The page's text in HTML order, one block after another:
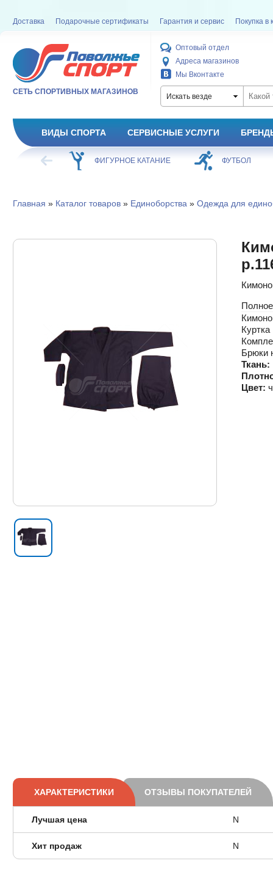
Доставка Подарочные сертификаты Гарантия и сервис Покупка в
СЕТЬ СПОРТИВНЫХ МАГАЗИНОВ
Оптовый отдел
Адреса магазинов
Мы Вконтакте
Искать везде
ВИДЫ СПОРТА СЕРВИСНЫЕ УСЛУГИ
ХОККЕЙ ФИГУРНОЕ КАТАНИЕ ФУТБОЛ
Главная » Каталог товаров» Единоборства » Одежда для
Куртка
Брюки
Ткань:
Цвет:
ХАРАКТЕРИСТИКИ ОТЗЫВЫ ПОКУПАТЕЛЕЙ
Лучшая цена N
Хит продаж N